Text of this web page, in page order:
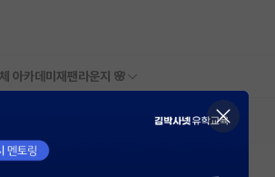
아카데미 재팬라운지 🌸